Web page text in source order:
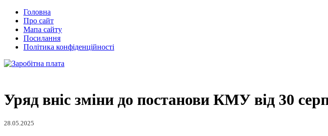
Головна
Про сайт
Мапа сайту
Посилання
Політика конфіденційності
Уряд вніс зміни до постанови КМУ від 30
28.05.2025